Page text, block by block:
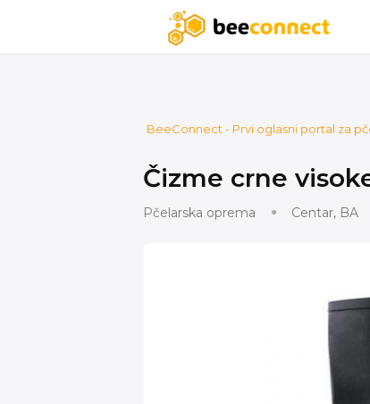
BeeConnect - Prvi oglasni portal za
Čizme crne
Pčelarska oprema Centar, BA